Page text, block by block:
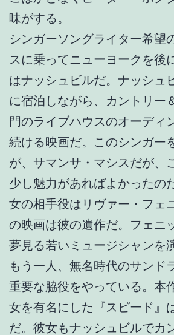
味がする。
シンガーソングライター希望
スに乗ってニューヨークを後
はナッシュビルだ。ナッシュ
に宿泊しながら、カントリー
門のライブハウスのオーディ
続ける映画だ。このシンガー
が、サマンサ・マシスだが、
少し魅力があればよかったの
女の相手役はリヴァー・フェ
の映画は彼の遺作だ。フェニ
夢見る若いミュージシャンを
もう一人、無名時代のサンド
重要な脇役をやっている。本
女を有名にした『スピード』
だ。彼女もナッシュビルでカ